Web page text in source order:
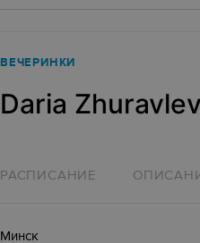
ВЕЧЕРИНКИ
Daria
РАСПИСАНИЕ
Минск